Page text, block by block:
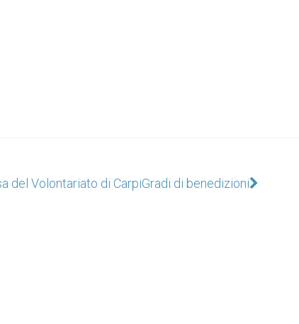
del Volontariato di CarpiGradi di benedizioni